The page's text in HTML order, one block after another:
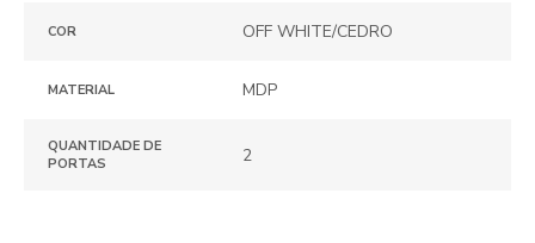
COR OFF WHITE/CEDRO
MATERIAL MDP
QUANTIDADE DE
PORTAS
2